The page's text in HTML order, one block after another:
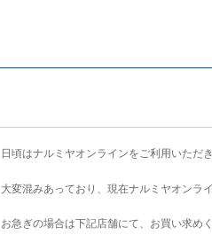
日頃はナルミヤオンラインをご利用いただ
大変混みあっており、現在ナルミヤオンラ
お急ぎの場合は下記店舗にて、お買い求めく